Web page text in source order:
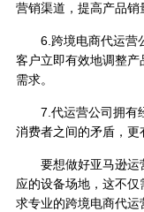
营销渠道，提高产品销
6.跨境电商代运营公
客户立即有效地调整
需求。
7.代运营公司拥有经
消费者之间的矛盾，更
要想做好亚马逊运
应的设备场地，这不
求专业的跨境电商代